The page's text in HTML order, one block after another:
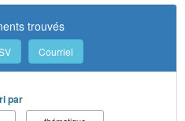
trouvés
Courriel
par